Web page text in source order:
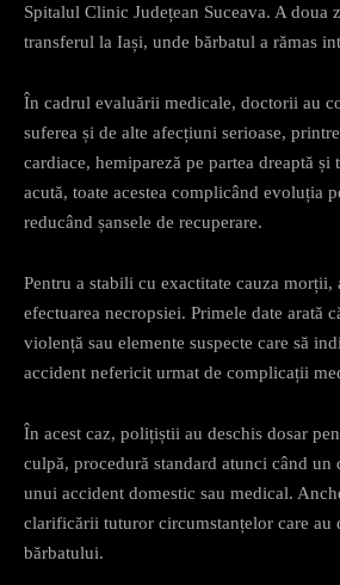
Spitalul Clinic Județean Suceava. A doua
transferul la Iași, unde bărbatul a rămas
În cadrul evaluării medicale, doctorii au
suferea și de alte afecțiuni serioase,
cardiace, hemipareză pe partea dreaptă și
acută, toate acestea complicând evoluția
reducând șansele de recuperare.
Pentru a stabili cu exactitate cauza morții,
efectuarea necropsiei. Primele date arată
violență sau elemente suspecte care să
accident nefericit urmat de complicații
În acest caz, polițiștii au deschis dosar
culpă, procedură standard atunci când un
unui accident domestic sau medical.
clarificării tuturor circumstanțelor care au
bărbatului.